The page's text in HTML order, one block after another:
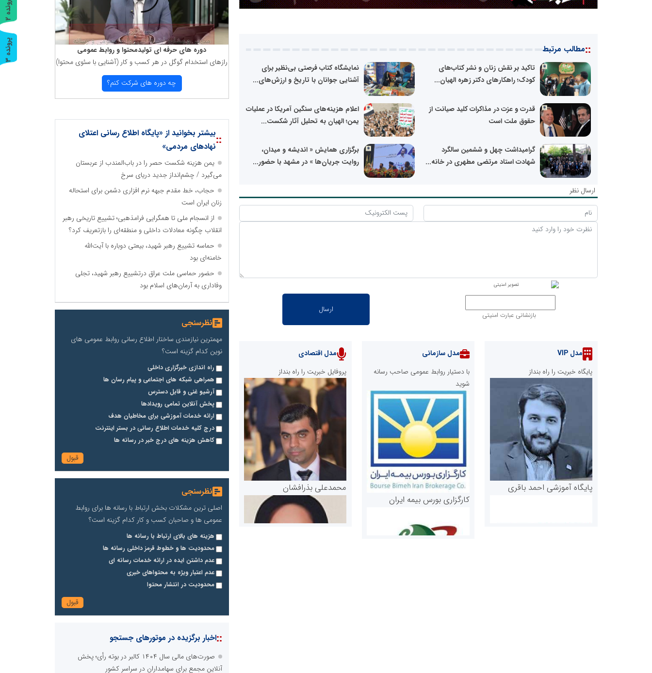
::مطالب مرتبط
تاکید بر نقش زنان و نشر کتاب‌های
کودک؛ راهکارهای دکتر زهره الهیان...
نمایشگاه کتاب فرصتی بی‌نظیر برای
آشنایی جوانان با تاریخ و ارزش‌های...
قدرت و عزت در مذاکرات کلید صیانت از
حقوق ملت است
اعلام هزینه‌های سنگین آمریکا در عملیات
یمن؛ الهیان به تحلیل آثار شکست...
گرامیداشت چهل و ششمین سالگرد
شهادت استاد مرتضی مطهری در خانه...
برگزاری همایش « اندیشه و میدان،
روایت جریان‌ها » در مشهد با حضور...
ارسال نظر
بازنشانی عبارت امنیتی
مدل VIP
پایگاه خبریت را راه بنداز
پایگاه آموزشی احمد باقری
مدل سازمانی
با دستیار روابط عمومی صاحب رسانه
شوید
کارگزاری بورس بیمه ایران
مدل اقتصادی
پروفایل خبریت را راه بنداز
محمدعلی بذرافشان
دوره های حرفه ای تولیدمحتوا و روابط عمومی
رازهای استخدام گوگل در هر كسب و كار (آشنایی با سئوی محتوا)
چه دوره های شركت كنم؟
::بیشتر بخوانید از «پایگاه اطلاع رسانی اعتلای
نهادهای مردمی»
یمن هزینه شکست حصر را در باب‌المندب از عربستان
می‌گیرد / چشم‌انداز جدید دریای سرخ
حجاب، خط مقدم جبهه نرم افزاری دشمن برای استحاله
زنان ایران است
از انسجام ملی تا همگرایی فرامذهبی؛ تشییع تاریخی رهبر
انقلاب چگونه معادلات داخلی و منطقه‌ای را بازتعریف کرد؟
حماسه تشییع رهبر شهید، بیعتی دوباره با آیت‌الله
خامنه‌ای بود
حضور حماسی ملت عراق درتشییع رهبر شهید، تجلی
وفاداری به آرمان‌های اسلام بود
نظرسنجی
مهمترین نیازمندی ساختار اطلاع رسانی روابط عمومی های
نوین کدام گزینه است؟
راه اندازی خبرگزاری داخلی
همراهی شبکه های اجتماعی و پیام رسان ها
آرشیو غنی و قابل دسترس
پخش آنلاین تمامی رویدادها
ارائه خدمات آموزشی برای مخاطیان هدف
درج کلیه خدمات اطلاع رسانی در بستر اینترنت
کاهش هزینه های درج خبر در رسانه ها
نظرسنجی
اصلی ترین مشکلات بخش ارتباط با رسانه ها برای روابط
عمومی ها و صاحبان کسب و کار کدام گزینه است؟
هزینه های بالای ارتباط با رسانه ها
محدودیت ها و خطوط قرمز داخلی رسانه ها
عدم داشتن ایده در ارائه خدمات رسانه ای
عدم اعتبار ویژه به محتواهای خبری
محدودیت در انتشار محتوا
::اخبار برگزیده در موتورهای جستجو
صورت‌های مالی سال ۱۴۰۴ کالبر در بوته رأی؛ پخش
آنلاین مجمع برای سهامداران در سراسر کشور
پ
ر
و
ن
د
ه
2
پ
ر
و
ن
د
ه
3